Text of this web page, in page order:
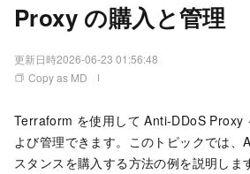
Proxy の購入と管理
更新日時2026-06-23 01:56:48
Copy as MD
Terraform を使用して Anti-DDoS Proxy
よび管理できます。このトピックでは
スタンスを購入する方法の例を説明しま